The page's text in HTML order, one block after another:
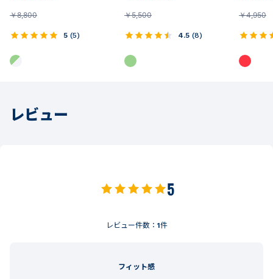
￥8,800
5 (5)
￥5,500
4.5 (8)
￥4,950
レビュー
5
レビュー件数： 1件
フィット感